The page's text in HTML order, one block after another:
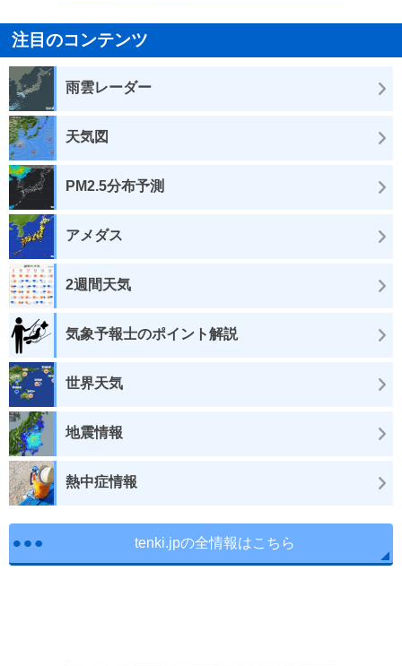
注目のコンテンツ
雨雲レーダー
天気図
PM2.5分布予測
アメダス
2週間天気
気象予報士のポイント解説
世界天気
地震情報
熱中症情報
tenki.jpの全情報はこちら